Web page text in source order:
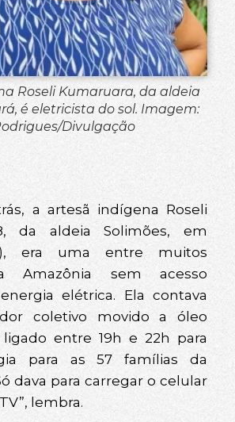
Roseli Kumaruara, da aldeia
é eletricista do sol. Imagem:
Divulgação
a artesã indígena Roseli
da aldeia Solimões, em
era uma entre muitos
Amazônia sem acesso
elétrica. Ela contava
coletivo movido a óleo
entre 19h e 22h para
para as 57 famílias da
dava para carregar o celular
lembra.